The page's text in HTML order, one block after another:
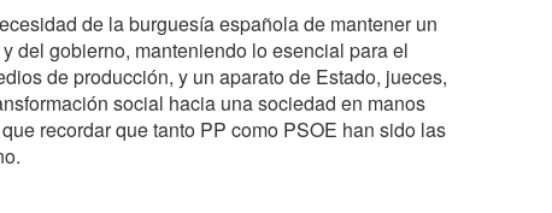
de la burguesía española de mantener un
del gobierno, manteniendo lo esencial para el
de producción, y un aparato de Estado, jueces,
social hacia una sociedad en manos
recordar que tanto PP como PSOE han sido las